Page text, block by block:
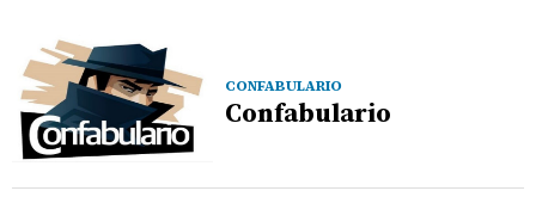
CONFABULARIO
Confabulario